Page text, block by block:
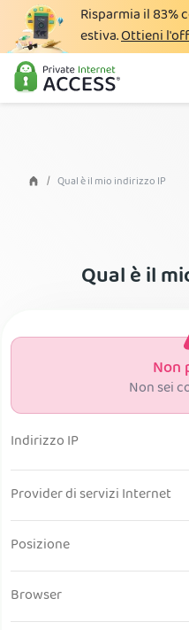
Risparmia il83%
estiva.Ottieni
Cos'è una VPN
Perché PIA
Vantaggi VPN
Qual è il mio indirizzo IP
Qual è il
Non
Non sei
Indirizzo IP
Provider di servizi Internet
Posizione
Browser